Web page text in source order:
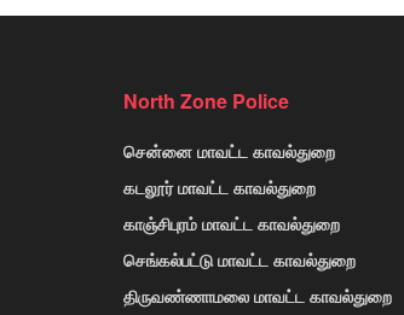
North Zone Police
சென்னை மாவட்ட காவல்துறை
கடலூர் மாவட்ட காவல்துறை
காஞ்சிபுரம் மாவட்ட காவல்துறை
செங்கல்பட்டு மாவட்ட காவல்துறை
திருவண்ணாமலை மாவட்ட காவல்துறை